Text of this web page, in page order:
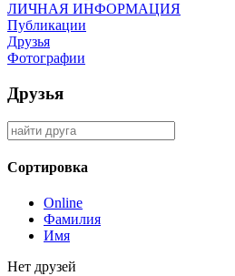
ЛИЧНАЯ ИНФОРМАЦИЯ
Публикации
Друзья
Фотографии
Друзья
Сортировка
Online
Фамилия
Имя
Нет друзей